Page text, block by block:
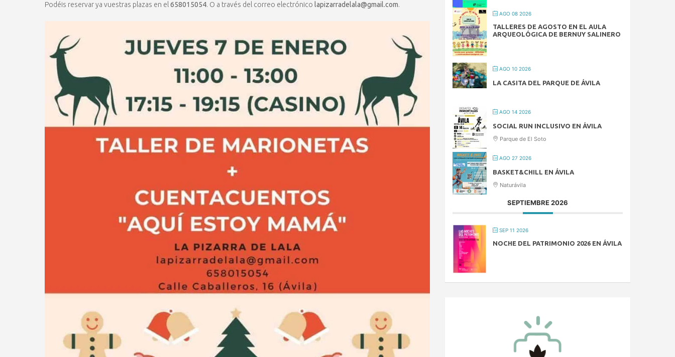
Podéis reservar ya vuestras plazas en el658015054. O a través del correo electrónico lapizarradelala@gmail.com.
AGO 08 2026
TALLERES DE AGOSTO EN EL AULA
ARQUEOLÓGICA DE BERNUY SALINERO
AGO 10 2026
LA CASITA DEL PARQUE DE ÁVILA
AGO 14 2026
SOCIAL RUN INCLUSIVO EN ÁVILA
Parque de El Soto
AGO 27 2026
BASKET&CHILL EN ÁVILA
Naturávila
SEPTIEMBRE 2026
SEP 11 2026
NOCHE DEL PATRIMONIO 2026 EN ÁVILA